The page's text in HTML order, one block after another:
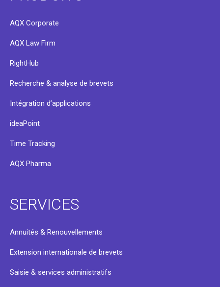
AQX Corporate
AQX Law Firm
RightHub
Recherche & analyse de brevets
Intégration d’applications
ideaPoint
Time Tracking
AQX Pharma
SERVICES
Annuités & Renouvellements
Extension internationale de brevets
Saisie & services administratifs